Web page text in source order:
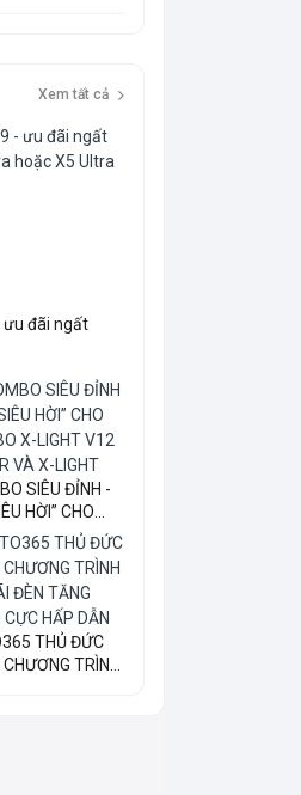
Xem tất cả
ưu đãi ngất
SIÊU ĐỈNH -
HỜI” CHO
THỦ ĐỨC
TRÌNH